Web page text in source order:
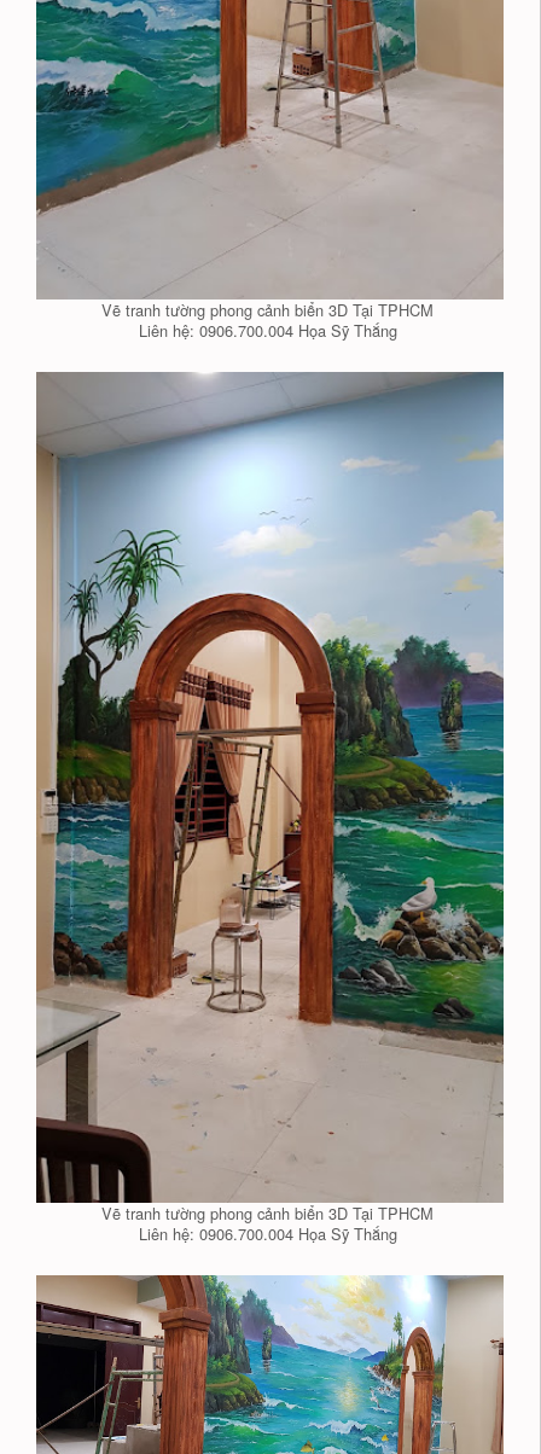
Vẽ tranh tường phong cảnh biển 3D Tại TPHCM
Liên hệ: 0906.700.004 Họa Sỹ Thắng
Vẽ tranh tường phong cảnh biển 3D Tại TPHCM
Liên hệ: 0906.700.004 Họa Sỹ Thắng